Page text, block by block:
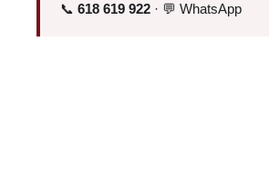
📞 618 619 922 · 💬 WhatsApp